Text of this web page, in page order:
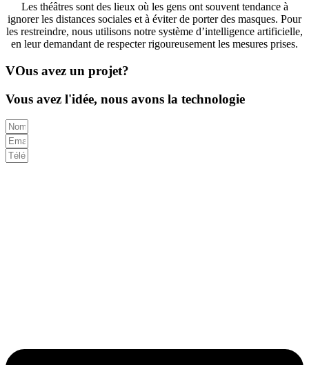
Les théâtres sont des lieux où les gens ont souvent tendance à
ignorer les distances sociales et à éviter de porter des masques. Pour
les restreindre, nous utilisons notre système d’intelligence artificielle,
en leur demandant de respecter rigoureusement les mesures prises.
VOus avez un projet?
Vous avez l'idée, nous avons la technologie